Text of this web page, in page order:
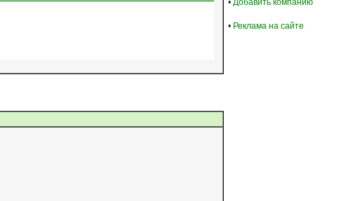
• Добавить компанию
• Реклама на сайте